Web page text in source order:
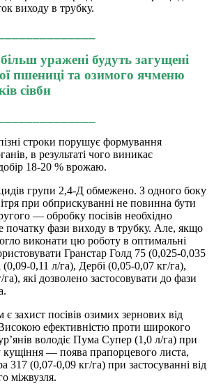
виходу в трубку.
уражені будуть загущені
пшениці та озимого ячменю
сівби
строки порушує формування
в результаті чого виникає
18-20 % врожаю.
групи 2,4-Д обмежено. З одного боку
при обприскуванні не повинна бути
— обробку посівів необхідно
початку фази виходу в трубку. Але, якщо
виконати цю роботу в оптимальні
Гранстар Голд 75 (0,025-0,035
(0,09-0,11 л/га), Дербі (0,05-0,07 кг/га),
які дозволено застосовувати до фази
захист посівів озимих зернових від
Високою ефективністю проти широкого
володіє Пума Супер (1,0 л/га) при
кущіння — поява прапорцевого листа,
317 (0,07-0,09 кг/га) при застосуванні від
міжвузля.